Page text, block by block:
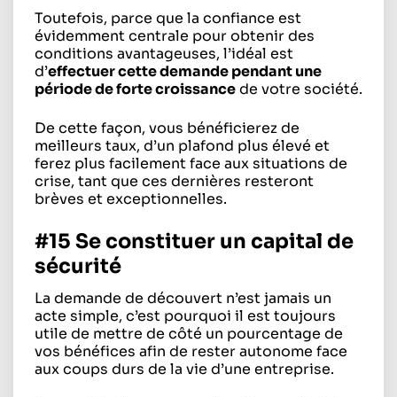
Toutefois, parce que la confiance est
évidemment centrale pour obtenir des
conditions avantageuses, l’idéal est
d’effectuer cette demande pendant une
période de forte croissancede votre société.
De cette façon, vous bénéficierez de
meilleurs taux, d’un plafond plus élevé et
ferez plus facilement face aux situations de
crise, tant que ces dernières resteront
brèves et exceptionnelles.
#15 Se constituer un capital de
sécurité
La demande de découvert n’est jamais un
acte simple, c’est pourquoi il est toujours
utile de mettre de côté un pourcentage de
vos bénéfices afin de rester autonome face
aux coups durs de la vie d’une entreprise.